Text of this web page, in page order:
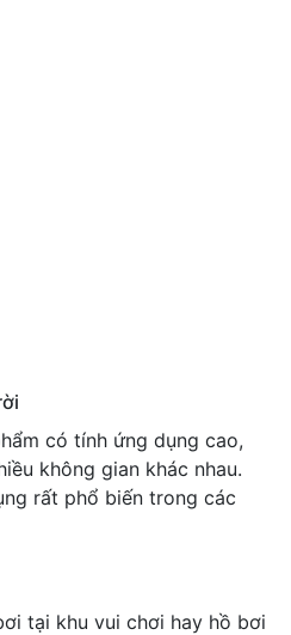
có tính ứng dụng cao,
không gian khác nhau.
rất phổ biến trong các
tại khu vui chơi hay hồ bơi